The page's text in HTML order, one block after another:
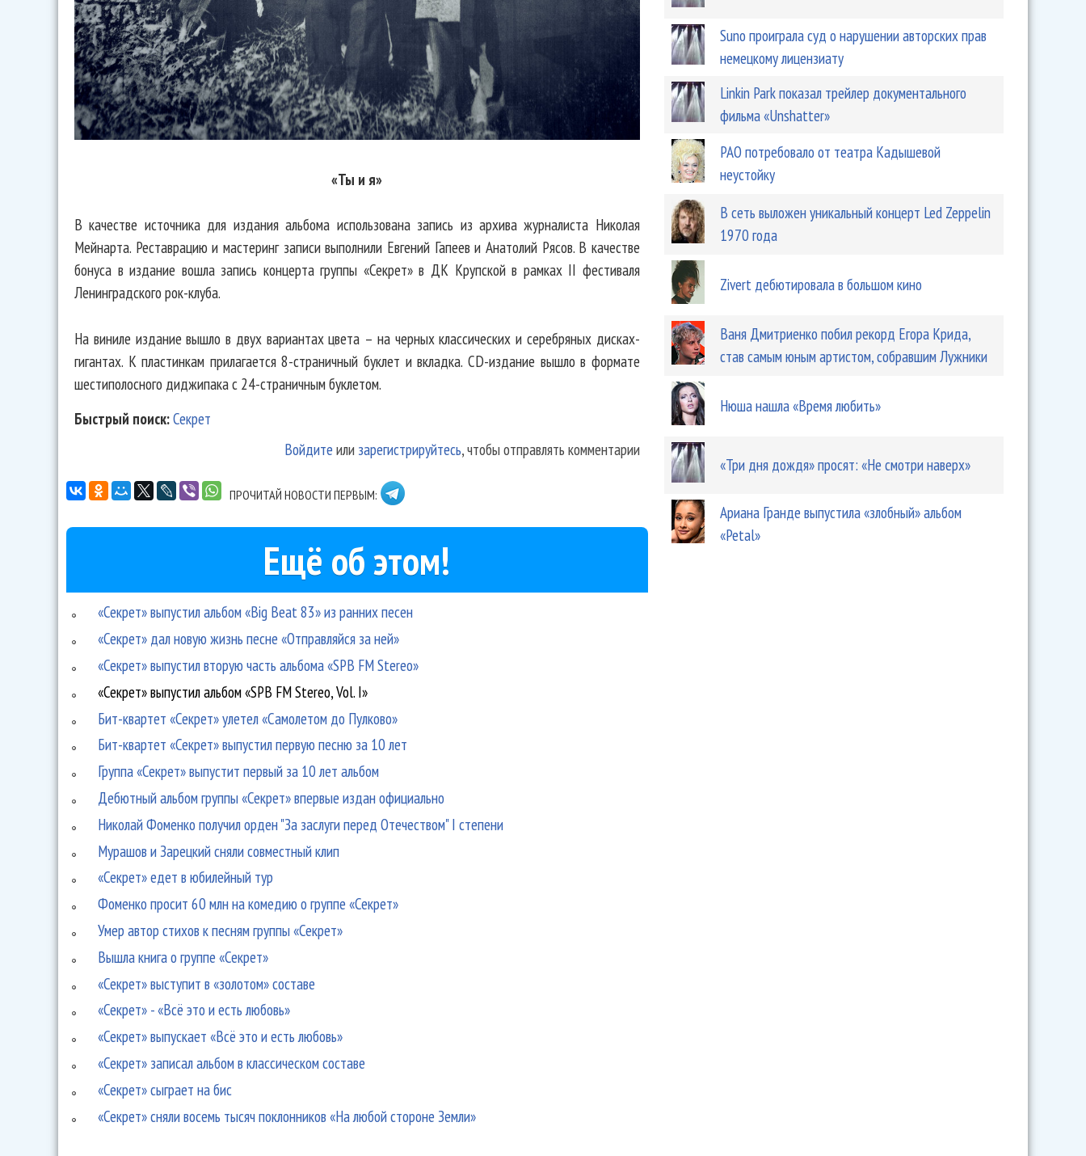
«Ты и я»
В качестве источника для издания альбома использована запись из архива журналиста Николая
Мейнарта. Реставрацию и мастеринг записи выполнили Евгений Гапеев и Анатолий Рясов. В качестве
бонуса в издание вошла запись концерта группы «Секрет» в ДК Крупской в рамках II фестиваля
Ленинградского рок-клуба.
На виниле издание вышло в двух вариантах цвета – на черных классических и серебряных дисках-
гигантах. К пластинкам прилагается 8-страничный буклет и вкладка. CD-издание вышло в формате
шестиполосного диджипака с 24-страничным буклетом.
Быстрый поиск:Секрет
Войдите или зарегистрируйтесь, чтобы отправлять комментарии
ПРОЧИТАЙ НОВОСТИ ПЕРВЫМ:
Ещё об этом!
«Секрет» выпустил альбом «Big Beat 83» из ранних песен
«Секрет» дал новую жизнь песне «Отправляйся за ней»
«Секрет» выпустил вторую часть альбома «SPB FM Stereo»
«Секрет» выпустил альбом «SPB FM Stereo, Vol. I»
Бит-квартет «Секрет» улетел «Самолетом до Пулково»
Бит-квартет «Секрет» выпустил первую песню за 10 лет
Группа «Секрет» выпустит первый за 10 лет альбом
Дебютный альбом группы «Секрет» впервые издан официально
Николай Фоменко получил орден "За заслуги перед Отечеством" I степени
Мурашов и Зарецкий сняли совместный клип
«Секрет» едет в юбилейный тур
Фоменко просит 60 млн на комедию о группе «Секрет»
Умер автор стихов к песням группы «Секрет»
Вышла книга о группе «Секрет»
«Секрет» выступит в «золотом» составе
«Секрет» - «Всё это и есть любовь»
«Секрет» выпускает «Всё это и есть любовь»
«Секрет» записал альбом в классическом составе
«Секрет» сыграет на бис
«Секрет» сняли восемь тысяч поклонников «На любой стороне Земли»
Suno проиграла суд о нарушении авторских прав
немецкому лицензиату
Linkin Park показал трейлер документального
фильма «Unshatter»
РАО потребовало от театра Кадышевой
неустойку
В сеть выложен уникальный концерт Led Zeppelin
1970 года
Zivert дебютировала в большом кино
Ваня Дмитриенко побил рекорд Егора Крида,
став самым юным артистом, собравшим Лужники
Нюша нашла «Время любить»
«Три дня дождя» просят: «Не смотри наверх»
Ариана Гранде выпустила «злобный» альбом
«Petal»